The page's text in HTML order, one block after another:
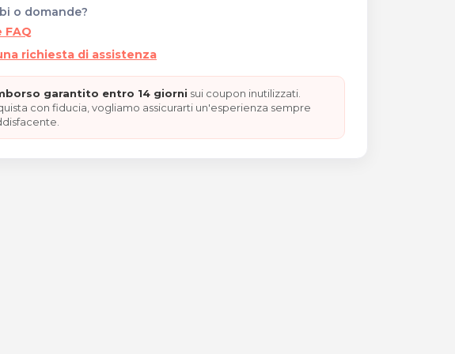
o domande?
FAQ
richiesta di assistenza
garantito entro 14 giorni sui coupon inutilizzati.
con fiducia, vogliamo assicurarti un'esperienza sempre